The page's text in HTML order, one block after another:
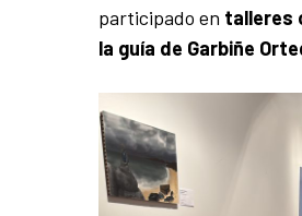
participado en talleres
la guía de Garbiñe